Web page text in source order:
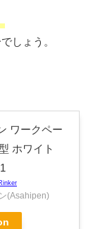
しょう。
ワークペー
ホワイト
(Asahipen)